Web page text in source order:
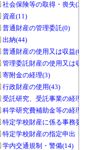
社会保険等の取得・喪失(25)
資産(11)
普通財産の管理委託(0)
出納(44)
普通財産の使用又は収益(0)
管理委託財産の使用又は収益(0)
寄附金の経理(3)
行政財産の使用(43)
受託研究、受託事業の経理(12)
科学研究費補助金等の経理(5)
特定学校財産に係る事務委任の承
特定学校財産の指定申出・協議(0)
学内交通規制・警備(14)